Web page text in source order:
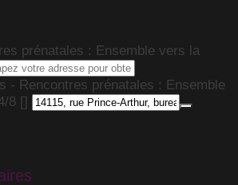
prénatales : Ensemble vers la
- Rencontres prénatales : Ensemble
8 []